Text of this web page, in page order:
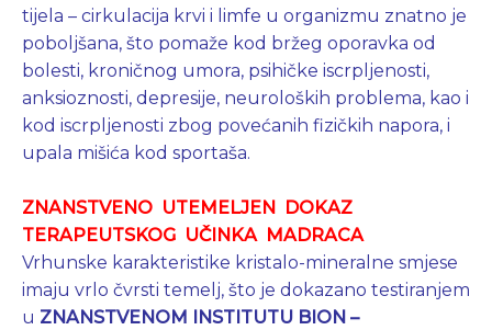
tijela – cirkulacija krvi i limfe u organizmu znatno je
poboljšana, što pomaže kod bržeg oporavka od
bolesti, kroničnog umora, psihičke iscrpljenosti,
anksioznosti, depresije, neuroloških problema, kao i
kod iscrpljenosti zbog povećanih fizičkih napora, i
upala mišića kod sportaša.
ZNANSTVENO UTEMELJEN DOKAZ
TERAPEUTSKOG UČINKA MADRACA
Vrhunske karakteristike kristalo-mineralne smjese
imaju vrlo čvrsti temelj, što je dokazano testiranjem
u ZNANSTVENOM INSTITUTU BION –